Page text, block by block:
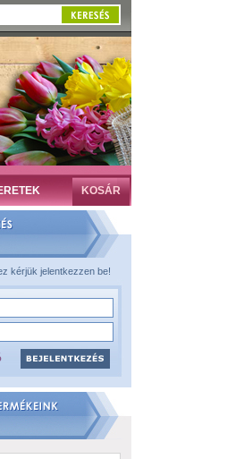
KOSÁR
kérjük jelentkezzen be!